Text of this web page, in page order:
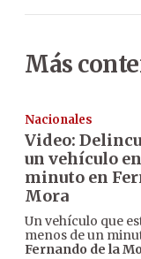
Más
Nacionales
Video:
un vehículo
minuto en
Mora
Un vehículo que
menos de un
Fernando de la